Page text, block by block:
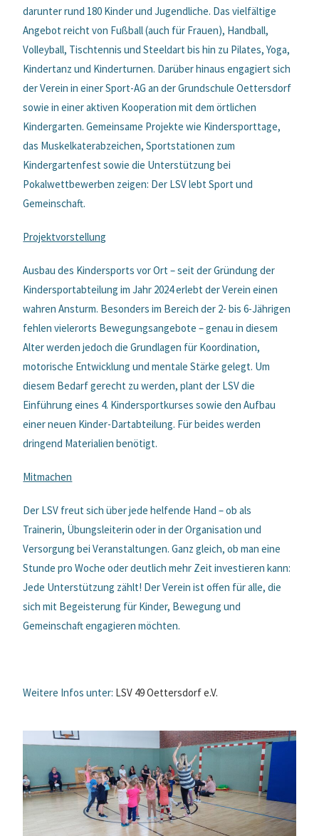
darunter rund 180 Kinder und Jugendliche. Das vielfältige
Angebot reicht von Fußball (auch für Frauen), Handball,
Volleyball, Tischtennis und Steeldart bis hin zu Pilates, Yoga,
Kindertanz und Kinderturnen. Darüber hinaus engagiert sich
der Verein in einer Sport-AG an der Grundschule Oettersdorf
sowie in einer aktiven Kooperation mit dem örtlichen
Kindergarten. Gemeinsame Projekte wie Kindersporttage,
das Muskelkaterabzeichen, Sportstationen zum
Kindergartenfest sowie die Unterstützung bei
Pokalwettbewerben zeigen: Der LSV lebt Sport und
Gemeinschaft.
Projektvorstellung
Ausbau des Kindersports vor Ort – seit der Gründung der
Kindersportabteilung im Jahr 2024 erlebt der Verein einen
wahren Ansturm. Besonders im Bereich der 2- bis 6-Jährigen
fehlen vielerorts Bewegungsangebote – genau in diesem
Alter werden jedoch die Grundlagen für Koordination,
motorische Entwicklung und mentale Stärke gelegt. Um
diesem Bedarf gerecht zu werden, plant der LSV die
Einführung eines 4. Kindersportkurses sowie den Aufbau
einer neuen Kinder-Dartabteilung. Für beides werden
dringend Materialien benötigt.
Mitmachen
Der LSV freut sich über jede helfende Hand – ob als
Trainerin, Übungsleiterin oder in der Organisation und
Versorgung bei Veranstaltungen. Ganz gleich, ob man eine
Stunde pro Woche oder deutlich mehr Zeit investieren kann:
Jede Unterstützung zählt! Der Verein ist offen für alle, die
sich mit Begeisterung für Kinder, Bewegung und
Gemeinschaft engagieren möchten.
Weitere Infos unter: LSV 49 Oettersdorf e.V.